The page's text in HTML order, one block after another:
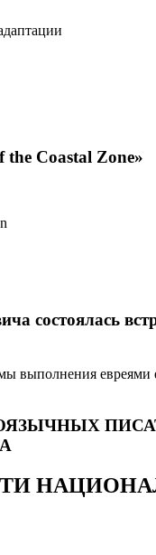
the Coastal Zone»
выполнения